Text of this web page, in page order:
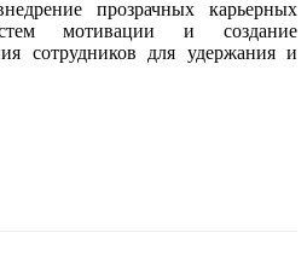
прозрачных карьерных
мотивации и создание
сотрудников для удержания и